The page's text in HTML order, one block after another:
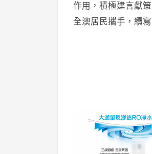
作用，積極建言獻
全澳居民攜手，續